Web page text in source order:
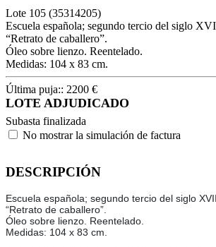
Lote 105 (35314205)
Escuela española; segundo tercio del siglo
“Retrato de caballero”.
Óleo sobre lienzo. Reentelado.
Medidas: 104 x 83 cm.
Última puja:: 2200 €
LOTE ADJUDICADO
Subasta finalizada
No mostrar la simulación de factura
DESCRIPCIÓN
Escuela española; segundo tercio del siglo
“Retrato de caballero”.
Óleo sobre lienzo. Reentelado.
Medidas: 104 x 83 cm.